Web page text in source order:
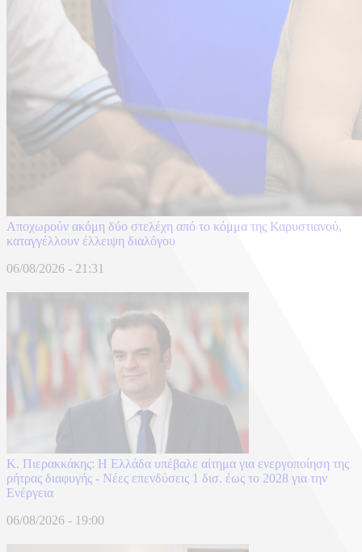
Αποχωρούν ακόμη δύο στελέχη από το κόμμα της Καρυστιανού,
καταγγέλλουν έλλειψη διαλόγου
06/08/2026 - 21:31
Κ. Πιερακκάκης: Η Ελλάδα υπέβαλε αίτημα για ενεργοποίηση της
ρήτρας διαφυγής - Νέες επενδύσεις 1 δισ. έως το 2028 για την
Ενέργεια
06/08/2026 - 19:00